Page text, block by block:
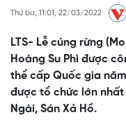
Thứ ba, 11:01, 22/03/2022
LTS- Lễ cúng rừng
Hoàng Su Phì được
thể cấp Quốc gia
được tổ chức lớn nhất
Ngài, Sán Xả Hồ.